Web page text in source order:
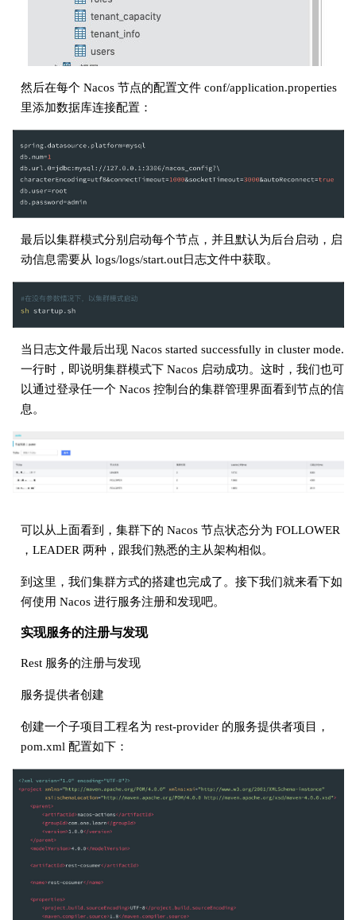
然后在每个 Nacos 节点的配置文件 conf/application.properties
里添加数据库连接配置：
最后以集群模式分别启动每个节点，并且默认为后台启动，启
动信息需要从 logs/logs/start.out日志文件中获取。
当日志文件最后出现 Nacos started successfully in cluster mode.
一行时，即说明集群模式下 Nacos 启动成功。这时，我们也可
以通过登录任一个 Nacos 控制台的集群管理界面看到节点的信
息。
可以从上面看到，集群下的 Nacos 节点状态分为 FOLLOWER
，LEADER 两种，跟我们熟悉的主从架构相似。
到这里，我们集群方式的搭建也完成了。接下我们就来看下如
何使用 Nacos 进行服务注册和发现吧。
实现服务的注册与发现
Rest 服务的注册与发现
服务提供者创建
创建一个子项目工程名为 rest-provider 的服务提供者项目，
pom.xml 配置如下：